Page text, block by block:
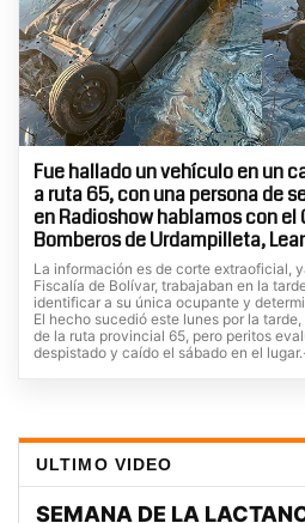
Fue hallado un vehículo en un
a ruta 65, con una persona de
en Radioshow hablamos con
Bomberos de Urdampilleta,
La información es de corte extraoficial,
Fiscalía de Bolívar, trabajaban en la
identificar a su única ocupante y
El hecho sucedió este lunes por la
de la ruta provincial 65, pero peritos
despistado y caído el sábado en el
ULTIMO VIDEO